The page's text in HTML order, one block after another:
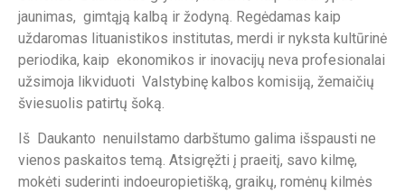
jaunimas, gimtąją kalbą ir žodyną. Regėdamas kaip
uždaromas lituanistikos institutas, merdi ir nyksta kultūrinė
periodika, kaip ekonomikos ir inovacijų neva profesionalai
užsimoja likviduoti Valstybinę kalbos komisiją, žemaičių
šviesuolis patirtų šoką.
Iš Daukanto nenuilstamo darbštumo galima išspausti ne
vienos paskaitos temą. Atsigręžti į praeitį, savo kilmę,
mokėti suderinti indoeuropietišką, graikų, romėnų kilmės